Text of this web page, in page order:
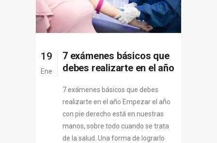
19
Ene
7 exámenes básicos que
debes realizarte en el año
7 exámenes básicos que debes
realizarte en el año Empezar el año
con pie derecho está en nuestras
manos, sobre todo cuando se trata
de la salud. Una forma de lograrlo